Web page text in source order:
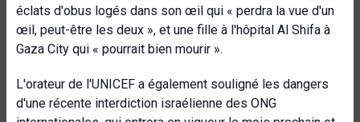
éclats d'obus logés dans son œil qui « perdra la vue d'un
œil, peut-être les deux », et une fille à l'hôpital Al Shifa à
Gaza City qui « pourrait bien mourir ».
L'orateur de l'UNICEF a également souligné les dangers
d'une récente interdiction israélienne des ONG